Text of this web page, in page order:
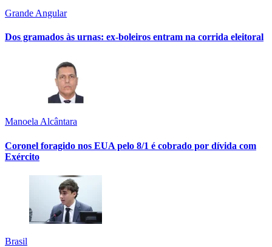
Grande Angular
Dos gramados às urnas: ex-boleiros entram na corrida eleitoral
Manoela Alcântara
Coronel foragido nos EUA pelo 8/1 é cobrado por dívida com
Exército
Brasil